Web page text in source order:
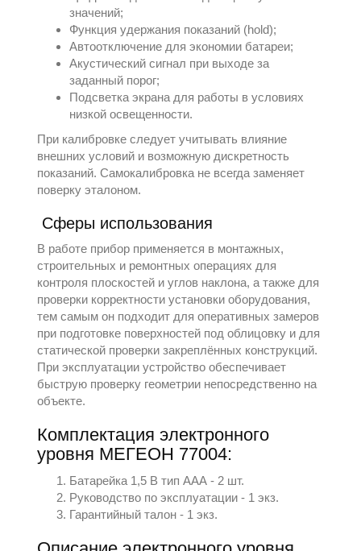
значений;
Функция удержания показаний (hold);
Автоотключение для экономии батареи;
Акустический сигнал при выходе за
заданный порог;
Подсветка экрана для работы в условиях
низкой освещенности.
При калибровке следует учитывать влияние
внешних условий и возможную дискретность
показаний. Самокалибровка не всегда заменяет
поверку эталоном.
Сферы использования
В работе прибор применяется в монтажных,
строительных и ремонтных операциях для
контроля плоскостей и углов наклона, а также для
проверки корректности установки оборудования,
тем самым он подходит для оперативных замеров
при подготовке поверхностей под облицовку и для
статической проверки закреплённых конструкций.
При эксплуатации устройство обеспечивает
быструю проверку геометрии непосредственно на
объекте.
Комплектация электронного
уровня МЕГЕОН 77004:
Батарейка 1,5 В тип ААА - 2 шт.
Руководство по эксплуатации - 1 экз.
Гарантийный талон - 1 экз.